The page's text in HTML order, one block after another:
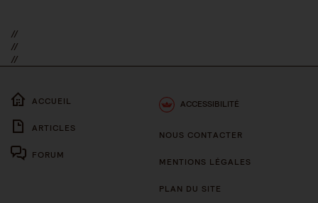
//
//
//
ACCUEIL
ARTICLES
FORUM
ACCESSIBILITÉ
NOUS CONTACTER
MENTIONS LÉGALES
PLAN DU SITE